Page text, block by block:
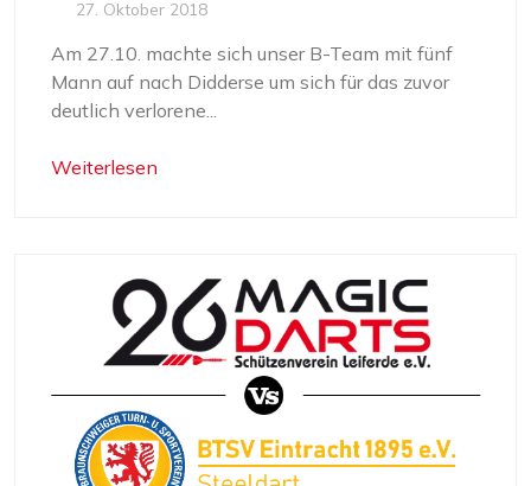
27. Oktober 2018
Am 27.10. machte sich unser B-Team mit fünf
Mann auf nach Didderse um sich für das zuvor
deutlich verlorene...
Weiterlesen